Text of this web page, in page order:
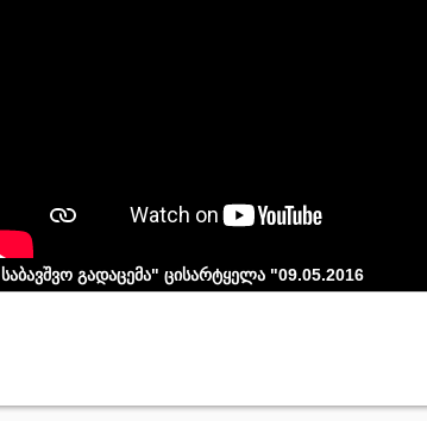
საბავშვო გადაცემა" ცისარტყელა "09.05.2016